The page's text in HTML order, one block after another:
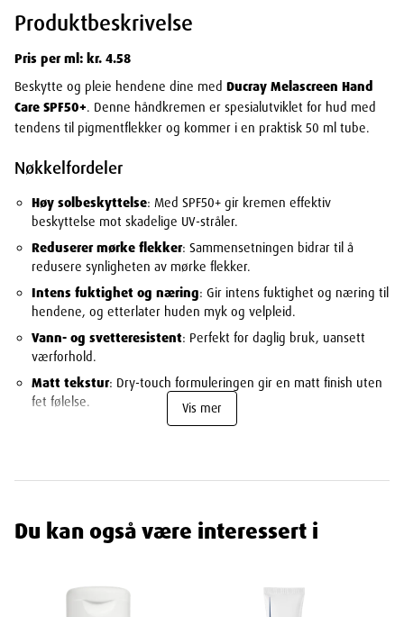
Produktbeskrivelse
Pris per ml: kr. 4.58
Beskytte og pleie hendene dine med Ducray Melascreen Hand
Care SPF50+. Denne håndkremen er spesialutviklet for hud med
tendens til pigmentflekker og kommer i en praktisk 50 ml tube.
Nøkkelfordeler
Høy solbeskyttelse: Med SPF50+ gir kremen effektiv
beskyttelse mot skadelige UV-stråler.
Reduserer mørke flekker: Sammensetningen bidrar til å
redusere synligheten av mørke flekker.
Intens fuktighet og næring: Gir intens fuktighet og næring til
hendene, og etterlater huden myk og velpleid.
Vann- og svetteresistent: Perfekt for daglig bruk, uansett
værforhold.
Matt tekstur: Dry-touch formuleringen gir en matt finish uten
fet følelse.
: En behagelig, mild duft som gir en god følelse ved
Bruksanvisning
soleksponering.
beskyttelsen.
Vis mer
Du kan også være interessert i